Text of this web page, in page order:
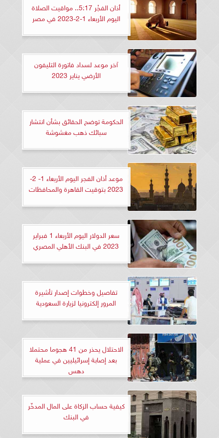
أذان الفجْر 5:17.. مواقيت الصلاة
اليوم الأربعاء 1-2-2023 في مصر
آخر موعد لسداد فاتورة التليفون
الأرضي يناير 2023
الحكومة توضح الحقائق بشأن انتشار
سبائك ذهب مغشوشة
موعد أذان الفجر اليوم الأربعاء 1- 2-
2023 بتوقيت القاهرة والمحافظات
سعر الدولار اليوم الأربعاء 1 فبراير
2023 في البنك الأهلي المصري
تفاصيل وخطوات إصدار تأشيرة
المرور إلكترونيا لزيارة السعودية
الاحتلال يحذر من 41 هجوما محتملا
بعد إصابة إسرائيليين في عملية
دهس
كيفية حساب الزكاة على المال المدخّر
في البنك